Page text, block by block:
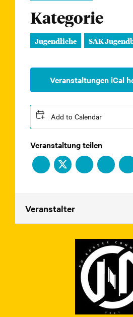
Kategorie
Jugendliche SAK
Veranstaltungen iCal
Add to Calendar
Veranstaltung teilen
Veranstalter